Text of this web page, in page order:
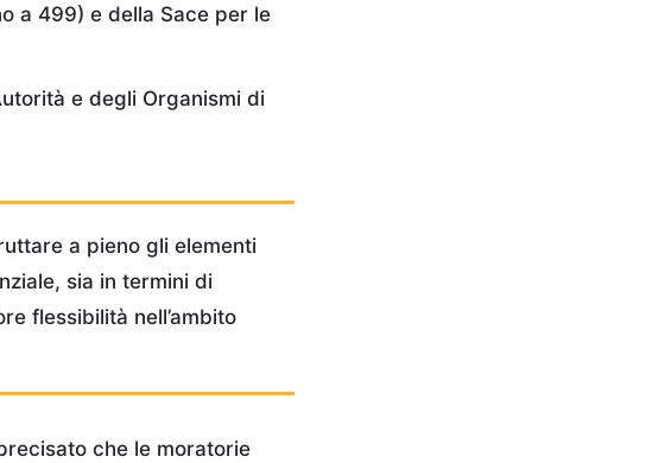
a 499) e della Sace per le
e degli Organismi di
a pieno gli elementi
sia in termini di
flessibilità nell’ambito
che le moratorie